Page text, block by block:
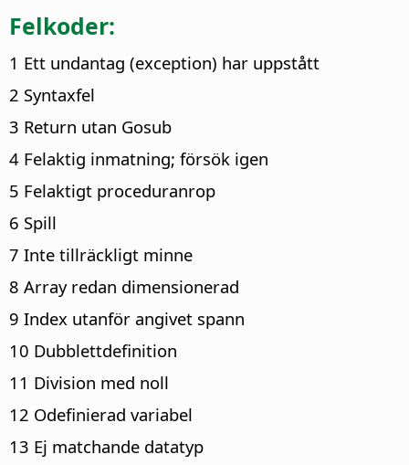
Felkoder:
1 Ett undantag (exception) har uppstått
2 Syntaxfel
3 Return utan Gosub
4 Felaktig inmatning; försök igen
5 Felaktigt proceduranrop
6 Spill
7 Inte tillräckligt minne
8 Array redan dimensionerad
9 Index utanför angivet spann
10 Dubblettdefinition
11 Division med noll
12 Odefinierad variabel
13 Ej matchande datatyp